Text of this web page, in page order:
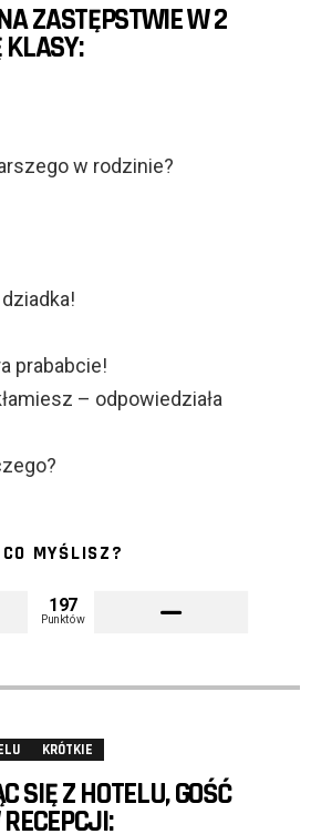
ZASTĘPSTWIE W 2
KLASY:
w rodzinie?
prababcie!
– odpowiedziała
CO MYŚLISZ?
197
Punktów
KRÓTKIE
SIĘ Z HOTELU, GOŚĆ